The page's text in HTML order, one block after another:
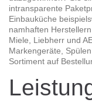
intransparente
Einbauküche
namhaften
Miele, Liebherr und
Markengeräte,
Sortiment auf